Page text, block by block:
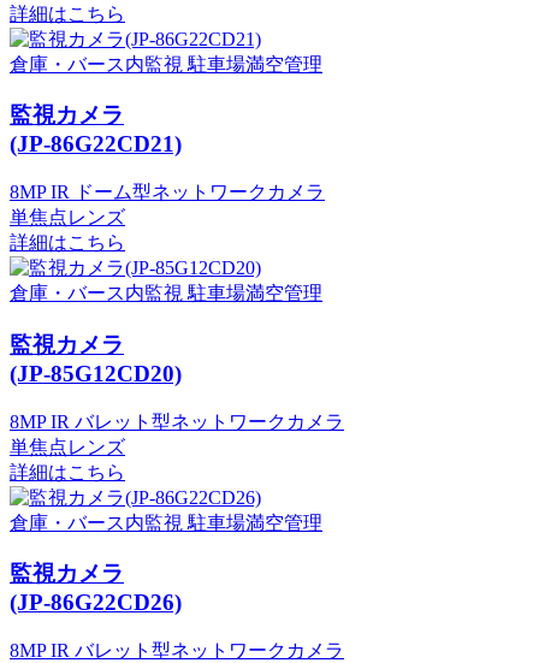
詳細はこちら
倉庫・バース内監視 駐車場満空管理
監視カメラ
(JP-86G22CD21)
8MP IR ドーム型ネットワークカメラ
単焦点レンズ
詳細はこちら
倉庫・バース内監視 駐車場満空管理
監視カメラ
(JP-85G12CD20)
8MP IR バレット型ネットワークカメラ
単焦点レンズ
詳細はこちら
倉庫・バース内監視 駐車場満空管理
監視カメラ
(JP-86G22CD26)
8MP IR バレット型ネットワークカメラ